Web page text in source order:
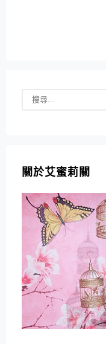
關於艾蜜莉關